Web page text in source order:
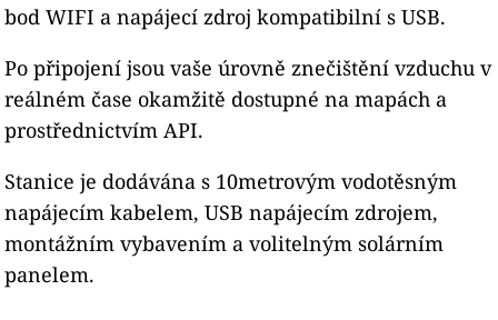
bod WIFI a napájecí zdroj kompatibilní s USB.
Po připojení jsou vaše úrovně znečištění vzduchu v
reálném čase okamžitě dostupné na mapách a
prostřednictvím API.
Stanice je dodávána s 10metrovým vodotěsným
napájecím kabelem, USB napájecím zdrojem,
montážním vybavením a volitelným solárním
panelem.